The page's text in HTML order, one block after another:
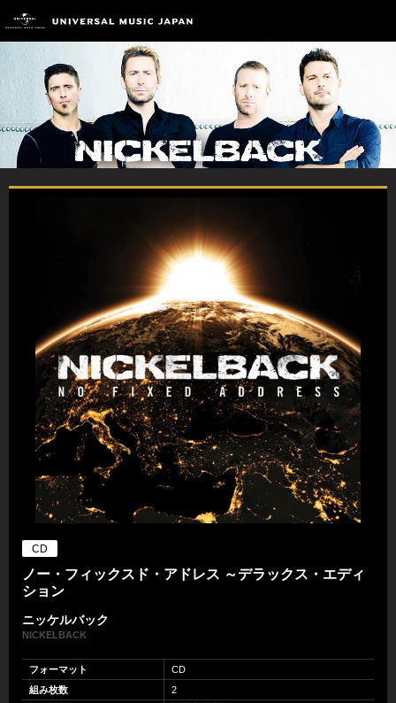
CD
ノー・フィックスド・アドレス ～デラックス・エディ
ション
ニッケルバック
NICKELBACK
フォーマット
CD
組み枚数
2